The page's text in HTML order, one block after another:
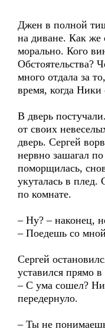
Джен в полной
на диване. Как же
морально. Кого
Обстоятельства?
много отдала за
время, когда
В дверь
от своих
дверь. Сергей
нервно зашагал
поморщилась,
укуталась в плед.
по комнате.
– Ну? – наконец,
– Поедешь со
Сергей
уставился прямо
– С ума сошел?
передернуло.
– Ты не